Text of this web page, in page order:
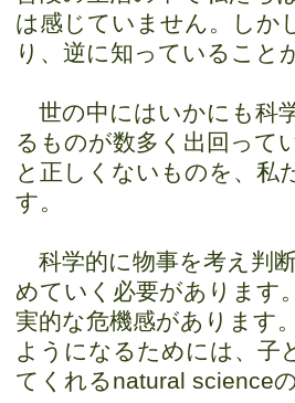
は感じていません。しか
り、逆に知っていること
世の中にはいかにも科
るものが数多く出回って
と正しくないものを、私
す。
科学的に物事を考え判
めていく必要があります
実的な危機感があります
ようになるためには、子
てくれるnatural science